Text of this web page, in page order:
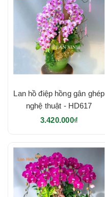
Lan hồ điệp hồng gân ghép
nghệ thuật - HD617
3.420.000₫